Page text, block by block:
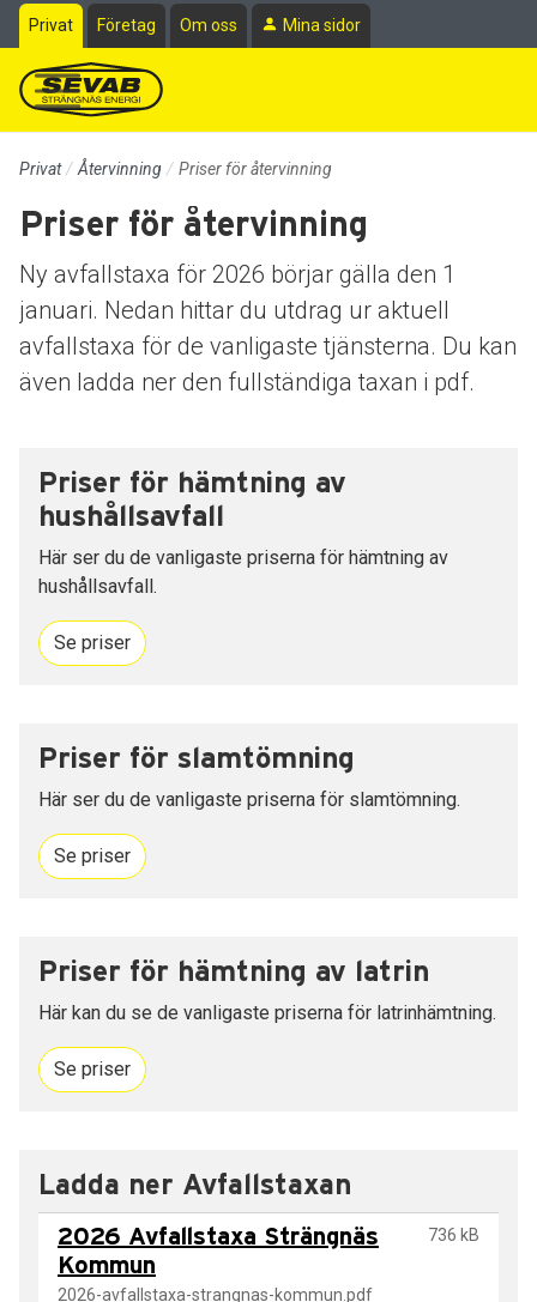
Till sidans huvudinnehåll
Privat Företag Om oss Mina sidor
Privat Återvinning Priser för återvinning
Priser för återvinning
Ny avfallstaxa för 2026 börjar gälla den 1
januari. Nedan hittar du utdrag ur aktuell
avfallstaxa för de vanligaste tjänsterna. Du kan
även ladda ner den fullständiga taxan i pdf.
Priser för hämtning av
hushållsavfall
Här ser du de vanligaste priserna för hämtning av
hushållsavfall.
Se priser
Priser för slamtömning
Här ser du de vanligaste priserna för slamtömning.
Se priser
Priser för hämtning av latrin
Här kan du se de vanligaste priserna för latrinhämtning.
Se priser
Ladda ner Avfallstaxan
2026 Avfallstaxa Strängnäs
Kommun
736 kB
2026-avfallstaxa-strangnas-kommun.pdf